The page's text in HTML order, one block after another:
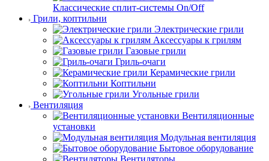
Классические сплит-системы On/Off
Грили, коптильни
Электрические грили
Аксессуары к грилям
Газовые грили
Гриль-очаги
Керамические грили
Коптильни
Угольные грили
Вентиляция
Вентиляционные
установки
Модульная вентиляция
Бытовое оборудование
Вентиляторы